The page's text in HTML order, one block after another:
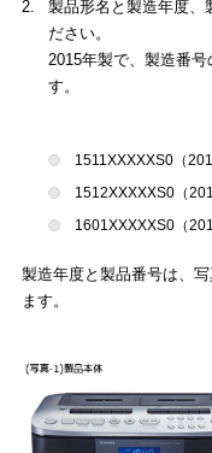
2.
製品形名と製造年度、
ださい。
2015年製で、製造番
す。
1511XXXXXS0（
1512XXXXXS0（
1601XXXXXS0（
製造年度と製品番号は、
ます。